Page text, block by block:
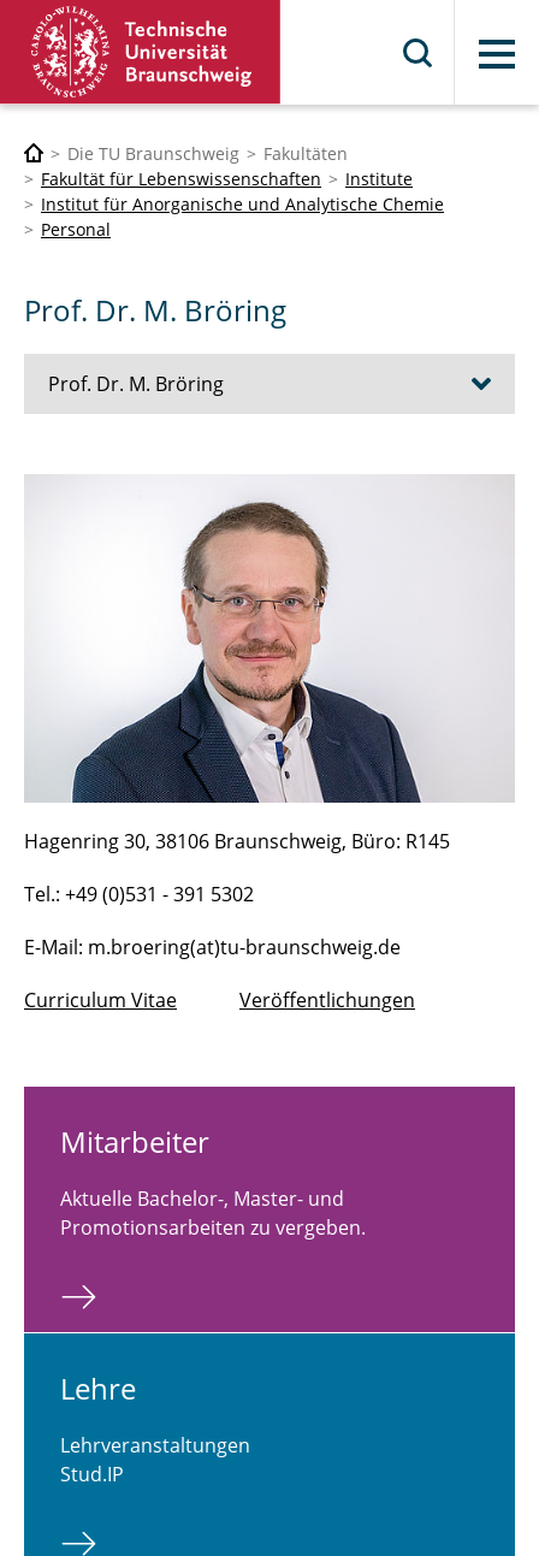
Menü
Die TU Braunschweig
Fakultäten
Fakultät für Lebenswissenschaften
Institute
Institut für Anorganische und Analytische Chemie
Personal
Prof. Dr. M. Bröring
Prof. Dr. M. Bröring
Veröffentlichungen
Lehre / Teaching
Hagenring 30, 38106 Braunschweig, Büro: R145
Tel.: +49 (0)531 - 391 5302
E-Mail: m.broering(at)tu-braunschweig.de
Curriculum Vitae
Veröffentlichungen
Mit­ar­bei­ter
Aktuelle Bachelor-, Master- und
Promotionsarbeiten zu vergeben.
Lehre
Lehrveranstaltungen
Stud.IP